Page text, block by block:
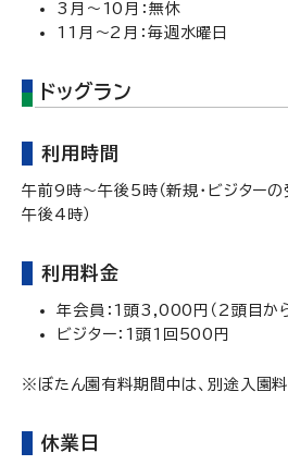
3月～10月：無休
11月～2月：毎週水曜日
ドッグラン
利用時間
午前9時～午後5時（新規・ビジター
午後4時）
利用料金
年会員：1頭3,000円（2頭目か
ビジター：1頭1回500円
※ぼたん園有料期間中は、別途入園料
休業日